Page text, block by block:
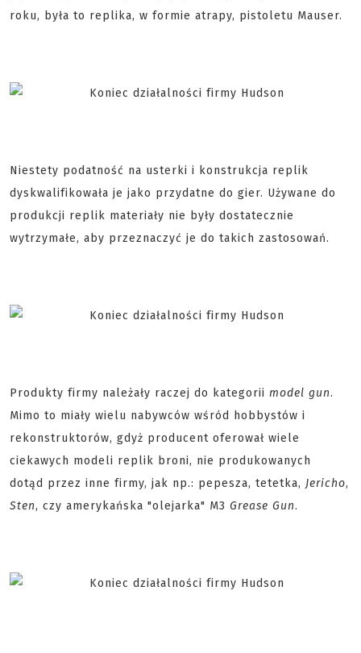
roku, była to replika, w formie atrapy, pistoletu Mauser.
Niestety podatność na usterki i konstrukcja replik
dyskwalifikowała je jako przydatne do gier. Używane do
produkcji replik materiały nie były dostatecznie
wytrzymałe, aby przeznaczyć je do takich zastosowań.
Produkty firmy należały raczej do kategorii model gun.
Mimo to miały wielu nabywców wśród hobbystów i
rekonstruktorów, gdyż producent oferował wiele
ciekawych modeli replik broni, nie produkowanych
dotąd przez inne firmy, jak np.: pepesza, tetetka, Jericho,
Sten, czy amerykańska "olejarka" M3 Grease Gun.